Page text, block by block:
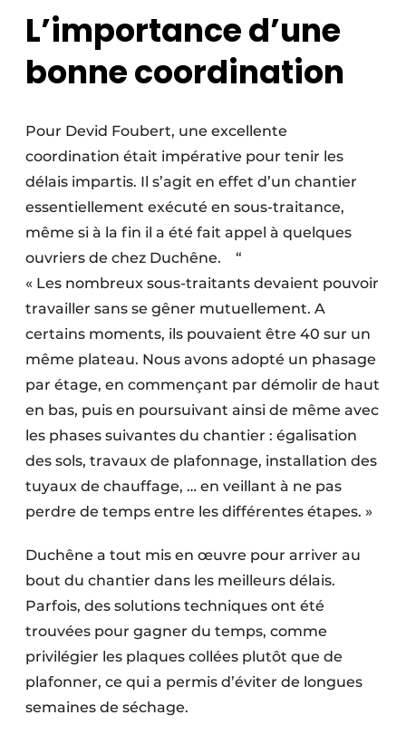
L’importance d’une
bonne coordination
Pour Devid Foubert, une excellente
coordination était impérative pour tenir les
délais impartis. Il s’agit en effet d’un chantier
essentiellement exé­cuté en sous-traitance,
même si à la fin il a été fait appel à quelques
ouvriers de chez Duchêne. “
« Les nombreux sous-traitants devaient pouvoir
travailler sans se gêner mutuellement. A
certains moments, ils pouvaient être 40 sur un
même plateau. Nous avons adopté un phasage
par étage, en commençant par démolir de haut
en bas, puis en poursuivant ainsi de même avec
les phases suivantes du chantier : égalisation
des sols, travaux de plafonnage, installation des
tuyaux de chauffage, … en veillant à ne pas
perdre de temps entre les différentes étapes. »
Duchêne a tout mis en œuvre pour arriver au
bout du chantier dans les meilleurs délais.
Parfois, des solutions techniques ont été
trouvées pour gagner du temps, comme
privilégier les plaques collées plutôt que de
plafonner, ce qui a permis d’éviter de longues
semaines de séchage.